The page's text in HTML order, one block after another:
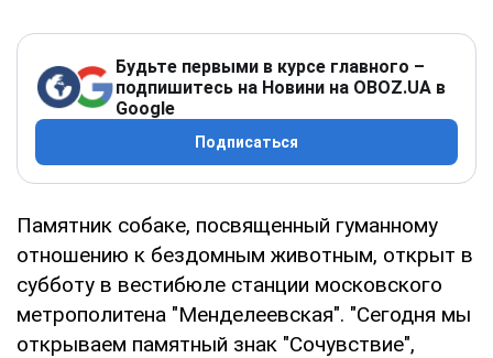
Будьте первыми в курсе главного –
подпишитесь на Новини на OBOZ.UA в
Google
Подписаться
Памятник собаке, посвященный гуманному
отношению к бездомным животным, открыт в
субботу в вестибюле станции московского
метрополитена "Менделеевская". "Сегодня мы
открываем памятный знак "Сочувствие",